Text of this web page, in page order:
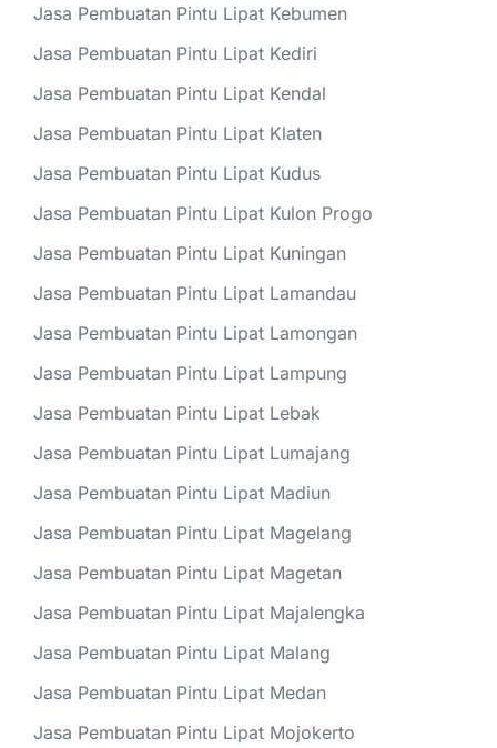
Jasa Pembuatan Pintu Lipat Kebumen
Jasa Pembuatan Pintu Lipat Kediri
Jasa Pembuatan Pintu Lipat Kendal
Jasa Pembuatan Pintu Lipat Klaten
Jasa Pembuatan Pintu Lipat Kudus
Jasa Pembuatan Pintu Lipat Kulon Progo
Jasa Pembuatan Pintu Lipat Kuningan
Jasa Pembuatan Pintu Lipat Lamandau
Jasa Pembuatan Pintu Lipat Lamongan
Jasa Pembuatan Pintu Lipat Lampung
Jasa Pembuatan Pintu Lipat Lebak
Jasa Pembuatan Pintu Lipat Lumajang
Jasa Pembuatan Pintu Lipat Madiun
Jasa Pembuatan Pintu Lipat Magelang
Jasa Pembuatan Pintu Lipat Magetan
Jasa Pembuatan Pintu Lipat Majalengka
Jasa Pembuatan Pintu Lipat Malang
Jasa Pembuatan Pintu Lipat Medan
Jasa Pembuatan Pintu Lipat Mojokerto